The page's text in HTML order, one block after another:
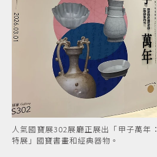
人氣國寶展302展廳正展出「甲子萬年
特展」國寶書畫和經典器物。